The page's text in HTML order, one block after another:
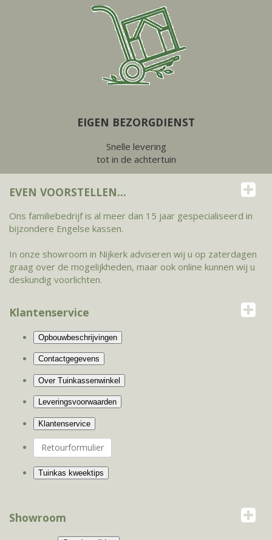
EIGEN BEZORGDIENST
Snelle levering
tot in de achtertuin
EVEN VOORSTELLEN...
Ons familiebedrijf is al meer dan 15 jaar gespecialiseerd in
bijzondere Engelse kassen.
In onze showroom in Nijkerk adviseren wij u op zaterdagen
graag over de mogelijkheden, maar ook online kunnen wij u
deskundig voorlichten.
Klantenservice
Retourformulier
Showroom